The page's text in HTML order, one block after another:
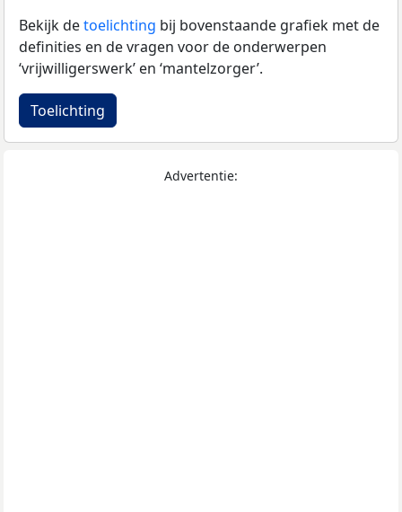
Bekijk detoelichting bij bovenstaande grafiek met de
definities en de vragen voor de onderwerpen
‘vrijwilligerswerk’ en ‘mantelzorger’.
Toelichting
Advertentie: